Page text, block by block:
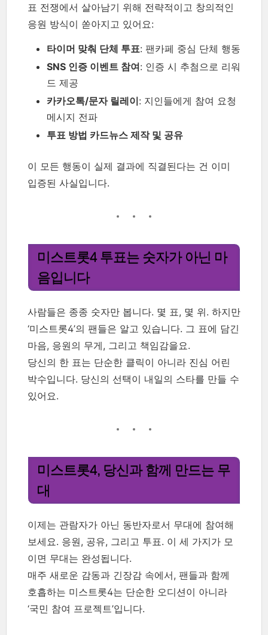
표 전쟁에서 살아남기 위해 전략적이고 창의적인
응원 방식이 쏟아지고 있어요:
타이머 맞춰 단체 투표: 팬카페 중심 단체 행동
SNS 인증 이벤트 참여: 인증 시 추첨으로 리워
드 제공
카카오톡/문자 릴레이: 지인들에게 참여 요청
메시지 전파
투표 방법 카드뉴스 제작 및 공유
이 모든 행동이 실제 결과에 직결된다는 건 이미
입증된 사실입니다.
미스트롯4 투표는 숫자가 아닌 마
음입니다
사람들은 종종 숫자만 봅니다. 몇 표, 몇 위. 하지만
‘미스트롯4’의 팬들은 알고 있습니다. 그 표에 담긴
마음, 응원의 무게, 그리고 책임감을요.
당신의 한 표는 단순한 클릭이 아니라 진심 어린
박수입니다. 당신의 선택이 내일의 스타를 만들 수
있어요.
미스트롯4, 당신과 함께 만드는 무
대
이제는 관람자가 아닌 동반자로서 무대에 참여해
보세요. 응원, 공유, 그리고 투표. 이 세 가지가 모
이면 무대는 완성됩니다.
매주 새로운 감동과 긴장감 속에서, 팬들과 함께
호흡하는 미스트롯4는 단순한 오디션이 아니라
‘국민 참여 프로젝트’입니다.